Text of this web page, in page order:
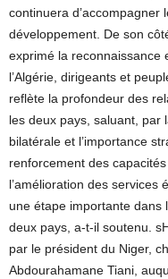
continuera
développement. De son
exprimé la reconnaissance
l’Algérie, dirigeants et
reflète la profondeur des
les deux pays, saluant, par
bilatérale et l’importance
renforcement des
l’amélioration des services
une étape importante
deux pays, a-t-il soutenu.
par le président du Niger,
Abdourahamane Tiani,